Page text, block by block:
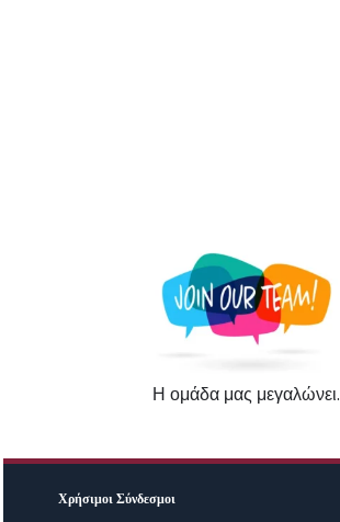
Η ομάδα μας μεγαλώνει.
Χρήσιμοι Σύνδεσμοι